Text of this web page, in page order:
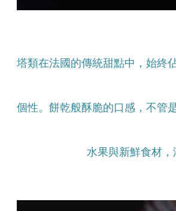
塔類在法國的傳統甜點中，始終
個性。餅乾般酥脆的口感，不管
水果與新鮮食材，